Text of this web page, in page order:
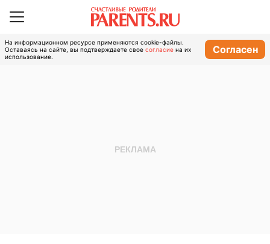
На информационном ресурсе применяются cookie-файлы.
Оставаясь на сайте, вы подтверждаете свое согласие на их
использование.
Согласен